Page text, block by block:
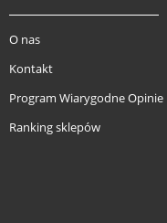
O nas
Kontakt
Program Wiarygodne Opinie
Ranking sklepów